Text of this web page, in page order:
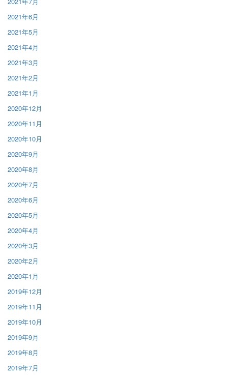
2021年6月
2021年5月
2021年4月
2021年3月
2021年2月
2021年1月
2020年12月
2020年11月
2020年10月
2020年9月
2020年8月
2020年7月
2020年6月
2020年5月
2020年4月
2020年3月
2020年2月
2020年1月
2019年12月
2019年11月
2019年10月
2019年9月
2019年8月
2019年7月